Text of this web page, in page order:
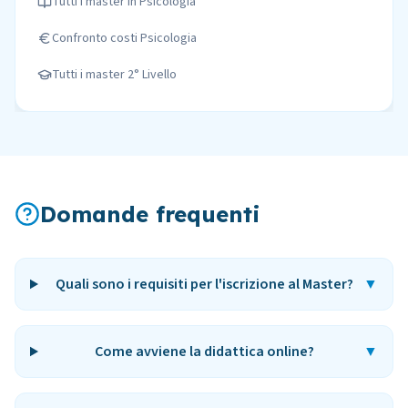
Confronto costi Psicologia
Tutti i master 2° Livello
Domande frequenti
Quali sono i requisiti per l'iscrizione al Master? ▼
Come avviene la didattica online? ▼